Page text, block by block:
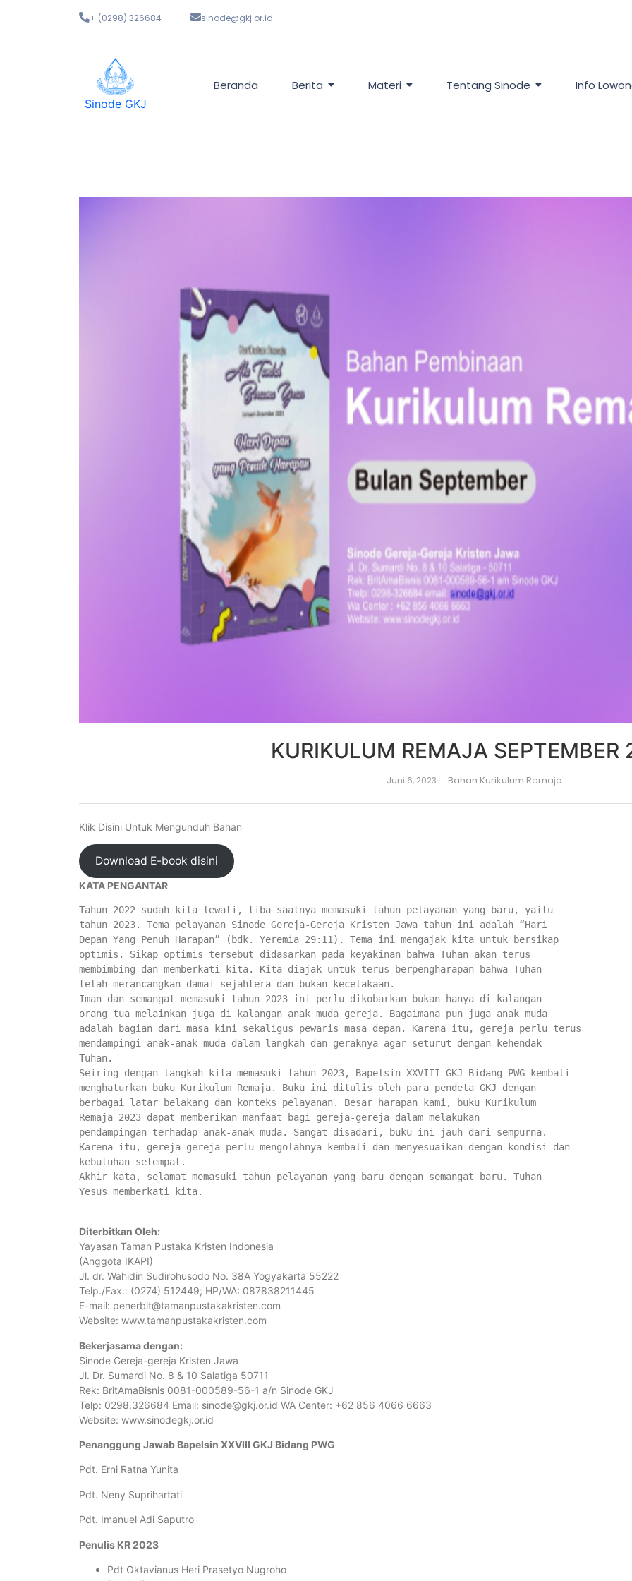
+ (0298) 326684 sinode@gkj.or.id
Sinode GKJ
Beranda Berita Materi Tentang Sinode Info
KURIKULUM REMAJA SEPTEMBER
Juni 6, 2023- Bahan Kurikulum Remaja
Klik Disini Untuk Mengunduh Bahan
Download E-book disini
KATA PENGANTAR
Tahun 2022 sudah kita lewati, tiba saatnya memasuki tahun pelayanan yang baru, yaitu
tahun 2023. Tema pelayanan Sinode Gereja-Gereja Kristen Jawa tahun ini adalah “Hari
Depan Yang Penuh Harapan” (bdk. Yeremia 29:11). Tema ini mengajak kita untuk bersikap
optimis. Sikap optimis tersebut didasarkan pada keyakinan bahwa Tuhan akan terus
membimbing dan memberkati kita. Kita diajak untuk terus berpengharapan bahwa Tuhan
telah merancangkan damai sejahtera dan bukan kecelakaan.
Iman dan semangat memasuki tahun 2023 ini perlu dikobarkan bukan hanya di kalangan
orang tua melainkan juga di kalangan anak muda gereja. Bagaimana pun juga anak muda
adalah bagian dari masa kini sekaligus pewaris masa depan. Karena itu, gereja perlu terus
mendampingi anak-anak muda dalam langkah dan geraknya agar seturut dengan kehendak
Tuhan.
Seiring dengan langkah kita memasuki tahun 2023, Bapelsin XXVIII GKJ Bidang PWG kembali
menghaturkan buku Kurikulum Remaja. Buku ini ditulis oleh para pendeta GKJ dengan
berbagai latar belakang dan konteks pelayanan. Besar harapan kami, buku Kurikulum
Remaja 2023 dapat memberikan manfaat bagi gereja-gereja dalam melakukan
pendampingan terhadap anak-anak muda. Sangat disadari, buku ini jauh dari sempurna.
Karena itu, gereja-gereja perlu mengolahnya kembali dan menyesuaikan dengan kondisi dan
kebutuhan setempat.
Akhir kata, selamat memasuki tahun pelayanan yang baru dengan semangat baru. Tuhan
Yesus memberkati kita.
Diterbitkan Oleh:
Yayasan Taman Pustaka Kristen Indonesia
(Anggota IKAPI)
Jl. dr. Wahidin Sudirohusodo No. 38A Yogyakarta 55222
Telp./Fax.: (0274) 512449; HP/WA: 087838211445
E-mail: penerbit@tamanpustakakristen.com
Website: www.tamanpustakakristen.com
Bekerjasama dengan:
Sinode Gereja-gereja Kristen Jawa
Jl. Dr. Sumardi No. 8 & 10 Salatiga 50711
Rek: BritAmaBisnis 0081-000589-56-1 a/n Sinode GKJ
Telp: 0298.326684 Email: sinode@gkj.or.id WA Center: +62 856 4066 6663
Website: www.sinodegkj.or.id
Penanggung Jawab Bapelsin XXVIII GKJ Bidang PWG
Pdt. Erni Ratna Yunita
Pdt. Neny Suprihartati
Pdt. Imanuel Adi Saputro
Penulis KR 2023
Pdt Oktavianus Heri Prasetyo Nugroho